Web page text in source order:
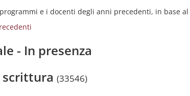
e i docenti degli anni precedenti, in base
- In presenza
scrittura (33546)